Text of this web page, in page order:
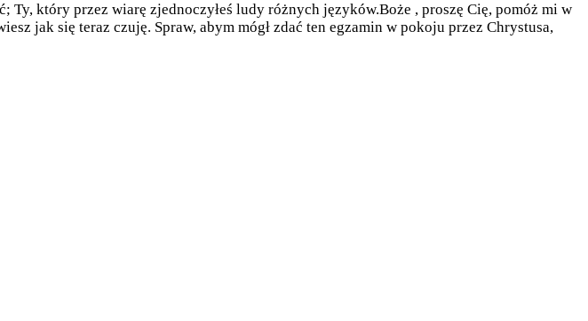
który przez wiarę zjednoczyłeś ludy różnych języków.Boże , proszę Cię, pomóż mi w
jak się teraz czuję. Spraw, abym mógł zdać ten egzamin w pokoju przez Chrystusa,